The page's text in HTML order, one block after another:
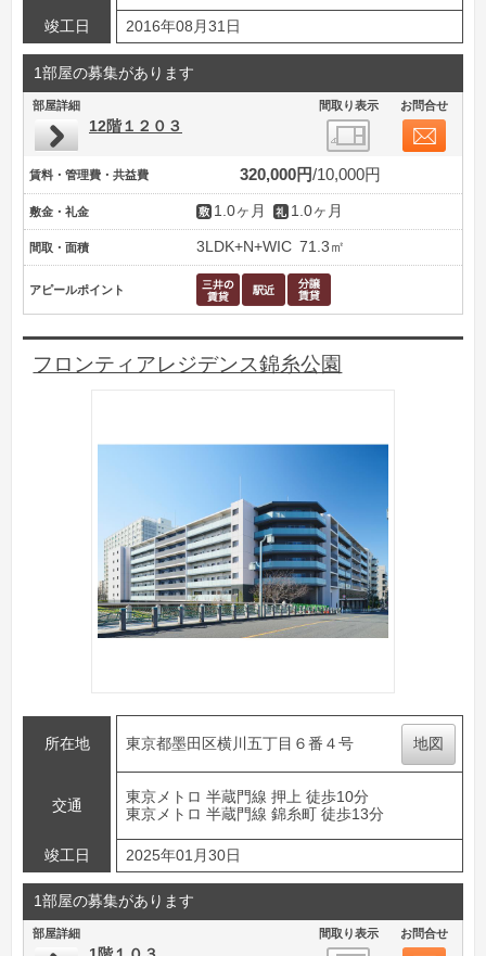
竣工日 2016年08月31日
1部屋の募集があります
部屋詳細 間取り表示 お問合せ
12階１２０３
賃料・管理費・共益費 320,000円 10,000円
敷金・礼金 1.0ヶ月 1.0ヶ月
間取・面積 3LDK+N+WIC 71.3㎡
アピールポイント
フロンティアレジデンス錦糸公園
所在地 東京都墨田区横川五丁目６番４号 地図
交通
東京メトロ 半蔵門線 押上 徒歩10分
東京メトロ 半蔵門線 錦糸町 徒歩13分
竣工日 2025年01月30日
1部屋の募集があります
部屋詳細 間取り表示 お問合せ